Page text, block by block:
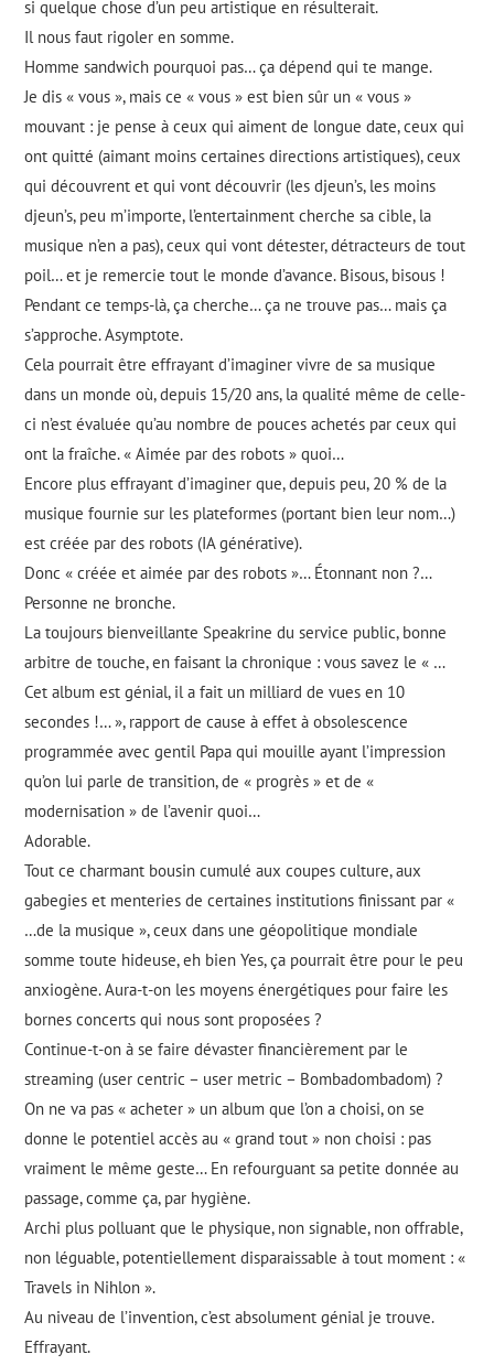
si quelque chose d’un peu artistique en résulterait.
Il nous faut rigoler en somme.
Homme sandwich pourquoi pas… ça dépend qui te mange.
Je dis « vous », mais ce « vous » est bien sûr un « vous »
mouvant : je pense à ceux qui aiment de longue date, ceux qui
ont quitté (aimant moins certaines directions artistiques), ceux
qui découvrent et qui vont découvrir (les djeun’s, les moins
djeun’s, peu m’importe, l’entertainment cherche sa cible, la
musique n’en a pas), ceux qui vont détester, détracteurs de tout
poil… et je remercie tout le monde d’avance. Bisous, bisous !
Pendant ce temps-là, ça cherche… ça ne trouve pas… mais ça
s’approche. Asymptote.
Cela pourrait être effrayant d’imaginer vivre de sa musique
dans un monde où, depuis 15/20 ans, la qualité même de celle-
ci n’est évaluée qu’au nombre de pouces achetés par ceux qui
ont la fraîche. « Aimée par des robots » quoi…
Encore plus effrayant d’imaginer que, depuis peu, 20 % de la
musique fournie sur les plateformes (portant bien leur nom…)
est créée par des robots (IA générative).
Donc « créée et aimée par des robots »… Étonnant non ?…
Personne ne bronche.
La toujours bienveillante Speakrine du service public, bonne
arbitre de touche, en faisant la chronique : vous savez le « …
Cet album est génial, il a fait un milliard de vues en 10
secondes !… », rapport de cause à effet à obsolescence
programmée avec gentil Papa qui mouille ayant l’impression
qu’on lui parle de transition, de « progrès » et de «
modernisation » de l’avenir quoi…
Adorable.
Tout ce charmant bousin cumulé aux coupes culture, aux
gabegies et menteries de certaines institutions finissant par «
…de la musique », ceux dans une géopolitique mondiale
somme toute hideuse, eh bien Yes, ça pourrait être pour le peu
anxiogène. Aura-t-on les moyens énergétiques pour faire les
bornes concerts qui nous sont proposées ?
Continue-t-on à se faire dévaster financièrement par le
streaming (user centric – user metric – Bombadombadom) ?
On ne va pas « acheter » un album que l’on a choisi, on se
donne le potentiel accès au « grand tout » non choisi : pas
vraiment le même geste… En refourguant sa petite donnée au
passage, comme ça, par hygiène.
Archi plus polluant que le physique, non signable, non offrable,
non léguable, potentiellement disparaissable à tout moment : «
Travels in Nihlon ».
Au niveau de l’invention, c’est absolument génial je trouve.
Effrayant.